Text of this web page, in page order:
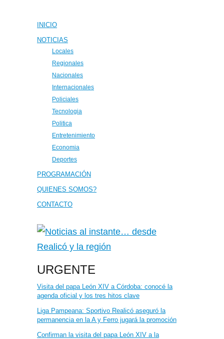
INICIO
NOTICIAS
Locales
Regionales
Nacionales
Internacionales
Policiales
Tecnologia
Politica
Entretenimiento
Economia
Deportes
PROGRAMACIÓN
QUIENES SOMOS?
CONTACTO
URGENTE
Visita del papa León XIV a Córdoba: conocé la
agenda oficial y los tres hitos clave
Liga Pampeana: Sportivo Realicó aseguró la
permanencia en la A y Ferro jugará la promoción
Confirman la visita del papa León XIV a la